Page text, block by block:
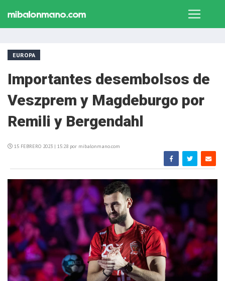
EUROPA
Importantes desembolsos de
Veszprem y Magdeburgo por
Remili y Bergendahl
15 FEBRERO 2023 | 15:28 por mibalonmano.com